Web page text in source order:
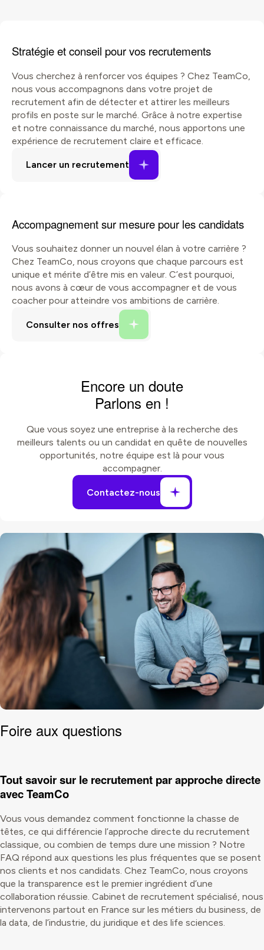
Stratégie et conseil pour vos recrutements
Vous cherchez à renforcer vos équipes ? Chez TeamCo,
nous vous accompagnons dans votre projet de
recrutement afin de détecter et attirer les meilleurs
profils en poste sur le marché. Grâce à notre expertise
et notre connaissance du marché, nous apportons une
expérience de recrutement claire et efficace.
Accompagnement sur mesure pour les candidats
Vous souhaitez donner un nouvel élan à votre carrière ?
Chez TeamCo, nous croyons que chaque parcours est
unique et mérite d’être mis en valeur. C’est pourquoi,
nous avons à cœur de vous accompagner et de vous
coacher pour atteindre vos ambitions de carrière.
Encore un doute
Parlons en !
Que vous soyez une entreprise à la recherche des
meilleurs talents ou un candidat en quête de nouvelles
opportunités, notre équipe est là pour vous
accompagner.
Foire aux questions
Tout savoir sur le recrutement par approche directe
avec TeamCo
Vous vous demandez comment fonctionne la chasse de
têtes, ce qui différencie l’approche directe du recrutement
classique, ou combien de temps dure une mission ? Notre
FAQ répond aux questions les plus fréquentes que se posent
nos clients et nos candidats. Chez TeamCo, nous croyons
que la transparence est le premier ingrédient d’une
collaboration réussie. Cabinet de recrutement spécialisé, nous
intervenons partout en France sur les métiers du business, de
la data, de l’industrie, du juridique et des life sciences.